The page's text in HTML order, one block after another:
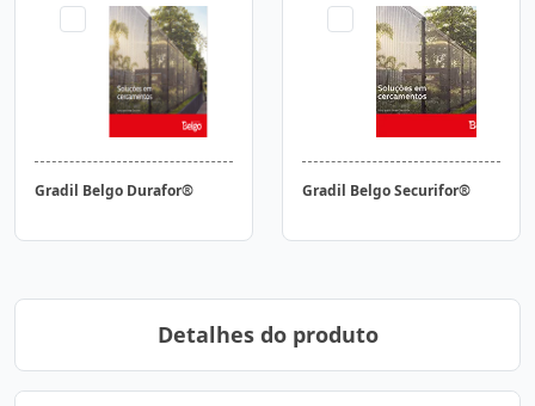
Gradil Belgo Durafor® Gradil Belgo Securifor®
Detalhes do produto